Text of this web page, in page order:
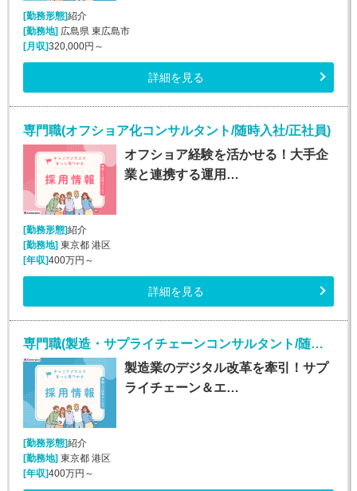
[勤務形態]紹介
[勤務地]広島県 東広島市
[月収]320,000円～
詳細を見る
専門職(オフショア化コンサルタント/随時入社/正社員)
オフショア経験を活かせる！大手企
業と連携する運用…
[勤務形態]紹介
[勤務地]東京都 港区
[年収]400万円～
詳細を見る
専門職(製造・サプライチェーンコンサルタント/随時入社/正社員)
製造業のデジタル改革を牽引！サプ
ライチェーン＆エ…
[勤務形態]紹介
[勤務地] 東京都 港区
[年収]400万円～